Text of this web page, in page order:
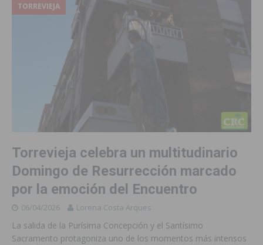
TORREVIEJA
Torrevieja celebra un multitudinario
Domingo de Resurrección marcado
por la emoción del Encuentro
06/04/2026 Lorena Costa Arques
La salida de la Purísima Concepción y el Santísimo
Sacramento protagoniza uno de los momentos más intensos